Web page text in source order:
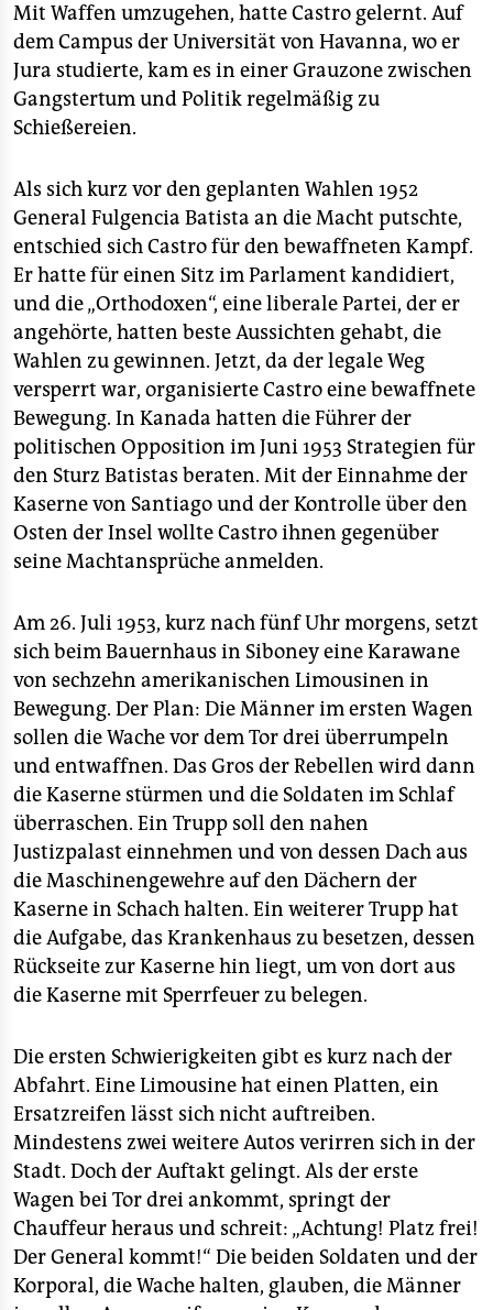
Mit Waffen umzugehen, hatte Castro gelernt. Auf
dem Campus der Universität von Havanna, wo er
Jura studierte, kam es in einer Grauzone zwischen
Gangstertum und Politik regelmäßig zu
Schießereien.
Als sich kurz vor den geplanten Wahlen 1952
General Fulgencia Batista an die Macht putschte,
entschied sich Castro für den bewaffneten Kampf.
Er hatte für einen Sitz im Parlament kandidiert,
und die „Orthodoxen“, eine liberale Partei, der er
angehörte, hatten beste Aussichten gehabt, die
Wahlen zu gewinnen. Jetzt, da der legale Weg
versperrt war, organisierte Castro eine bewaffnete
Bewegung. In Kanada hatten die Führer der
politischen Opposition im Juni 1953 Strategien für
den Sturz Batistas beraten. Mit der Einnahme der
Kaserne von Santiago und der Kontrolle über den
Osten der Insel wollte Castro ihnen gegenüber
seine Machtansprüche anmelden.
Am 26. Juli 1953, kurz nach fünf Uhr morgens, setzt
sich beim Bauernhaus in Siboney eine Karawane
von sechzehn amerikanischen Limousinen in
Bewegung. Der Plan: Die Männer im ersten Wagen
sollen die Wache vor dem Tor drei überrumpeln
und entwaffnen. Das Gros der Rebellen wird dann
die Kaserne stürmen und die Soldaten im Schlaf
überraschen. Ein Trupp soll den nahen
Justizpalast einnehmen und von dessen Dach aus
die Maschinengewehre auf den Dächern der
Kaserne in Schach halten. Ein weiterer Trupp hat
die Aufgabe, das Krankenhaus zu besetzen, dessen
Rückseite zur Kaserne hin liegt, um von dort aus
die Kaserne mit Sperrfeuer zu belegen.
Die ersten Schwierigkeiten gibt es kurz nach der
Abfahrt. Eine Limousine hat einen Platten, ein
Ersatzreifen lässt sich nicht auftreiben.
Mindestens zwei weitere Autos verirren sich in der
Stadt. Doch der Auftakt gelingt. Als der erste
Wagen bei Tor drei ankommt, springt der
Chauffeur heraus und schreit: „Achtung! Platz frei!
Der General kommt!“ Die beiden Soldaten und der
Korporal, die Wache halten, glauben, die Männer